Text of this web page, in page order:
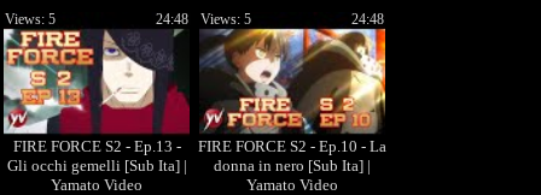
FIRE FORCE S2 - Ep.13 -
Gli occhi gemelli [Sub Ita] |
Yamato Video
24:48
Views: 5
FIRE FORCE S2 - Ep.10 - La
donna in nero [Sub Ita] |
Yamato Video
24:48
Views: 5